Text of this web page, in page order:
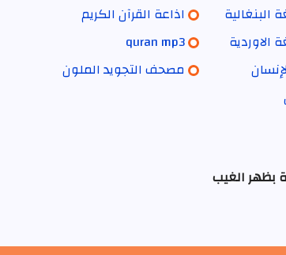
البنغالية
الاوردية
اذاعة القرآن الكريم
quran mp3
مصحف التجويد الملون
بظهر الغيب